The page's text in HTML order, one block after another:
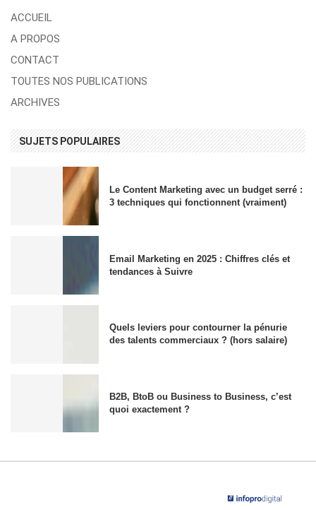
ACCUEIL
A PROPOS
CONTACT
TOUTES NOS PUBLICATIONS
ARCHIVES
SUJETS POPULAIRES
Le Content Marketing avec un budget serré :
3 techniques qui fonctionnent (vraiment)
Email Marketing en 2025 : Chiffres clés et
tendances à Suivre
Quels leviers pour contourner la pénurie
des talents commerciaux ? (hors salaire)
B2B, BtoB ou Business to Business, c’est
quoi exactement ?